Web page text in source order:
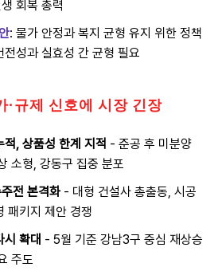
회복 총력
: 물가 안정과 복지 균형 유지 위한 정책
전성과 실효성 간 균형 필요
·규제 신호에 시장 긴장
, 상품성 한계 지적 - 준공 후 미분양
소형, 강동구 집중 분포
전 본격화 - 대형 건설사 총출동, 시공
패키지 제안 경쟁
확대 - 5월 기준 강남3구 중심 재상승
주도